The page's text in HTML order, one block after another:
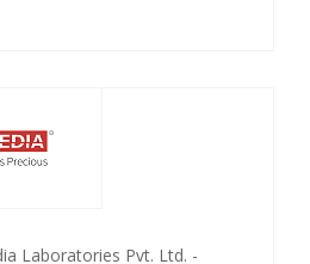
Laboratories Pvt. Ltd. -